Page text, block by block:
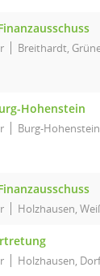
Breithardt,
Hohenstein
Burg-
Holzhausen,
Holzhausen,